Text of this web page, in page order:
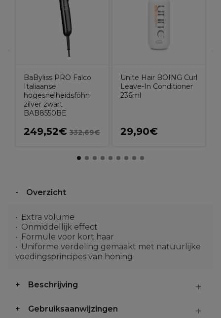
BaByliss PRO Falco
Italiaanse
hogesnelheidsföhn
zilver zwart
BAB8550BE
249,52€ 332,69€
Unite Hair BOING Curl
Leave-In Conditioner
236ml
29,90€
Overzicht
Extra volume
Onmiddellijk effect
Formule voor kort haar
Uniforme verdeling gemaakt met natuurlijke
voedingsprincipes van honing
Beschrijving
Gebruiksaanwijzingen